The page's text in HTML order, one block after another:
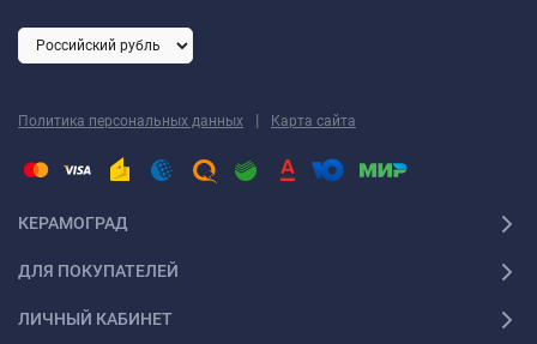
Политика персональных данных | Карта сайта
КЕРАМОГРАД
ДЛЯ ПОКУПАТЕЛЕЙ
ЛИЧНЫЙ КАБИНЕТ